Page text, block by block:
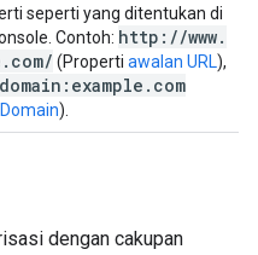
seperti yang ditentukan di
Contoh: http: //www.
. com/ (Properti awalan URL),
. com
Domain).
dengan cakupan